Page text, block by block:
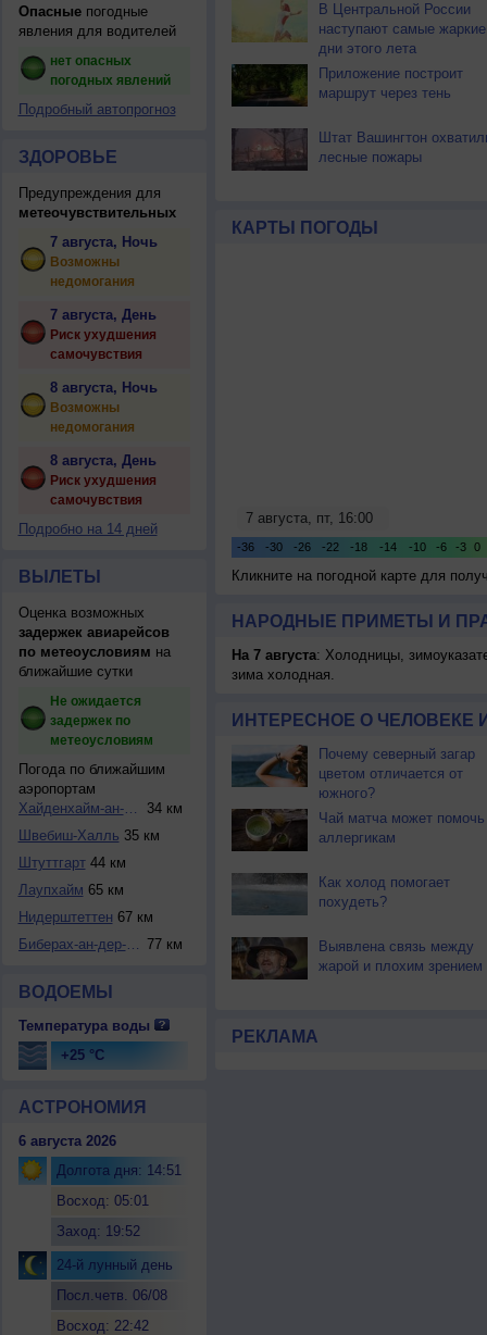
Опасныепогодные
явления для водителей
нет опасных
погодных явлений
Подробный автопрогноз
ЗДОРОВЬЕ
Предупреждения для
метеочувствительных
7 августа, Ночь
Возможны
недомогания
7 августа, День
Риск ухудшения
самочувствия
8 августа, Ночь
Возможны
недомогания
8 августа, День
Риск ухудшения
самочувствия
Подробно на 14 дней
ВЫЛЕТЫ
Оценка возможных
задержек авиарейсов
по метеоусловиям на
ближайшие сутки
Не ожидается
задержек по
метеоусловиям
Погода по ближайшим
аэропортам
Хайденхайм-ан-дер...
34 км
Швебиш-Халль 35 км
Штуттгарт44 км
Лаупхайм 65 км
Нидерштеттен 67 км
Биберах-ан-дер-Ри... 77 км
ВОДОЕМЫ
Температура воды
+25 °C
АСТРОНОМИЯ
6 августа 2026
Долгота дня: 14:51
Восход: 05:01
Заход: 19:52
24-й лунный день
Посл.четв. 06/08
Восход: 22:42
В Центральной России
наступают самые жаркие
дни этого лета
Приложение построит
маршрут через тень
Штат Вашингтон
лесные пожары
КАРТЫ ПОГОДЫ
Кликните на погодной карте для
НАРОДНЫЕ ПРИМЕТЫ И
На 7 августа: Холодницы,
зима холодная.
ИНТЕРЕСНОЕ О ЧЕЛОВЕКЕ
Почему северный загар
цветом отличается от
южного?
Чай матча может помочь
аллергикам
Как холод помогает
похудеть?
Выявлена связь между
жарой и плохим зрением
РЕКЛАМА